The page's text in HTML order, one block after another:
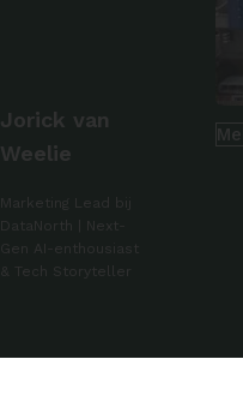
Jorick van
Weelie
Marketing Lead bij
DataNorth | Next-
Gen AI-enthousiast
& Tech Storyteller